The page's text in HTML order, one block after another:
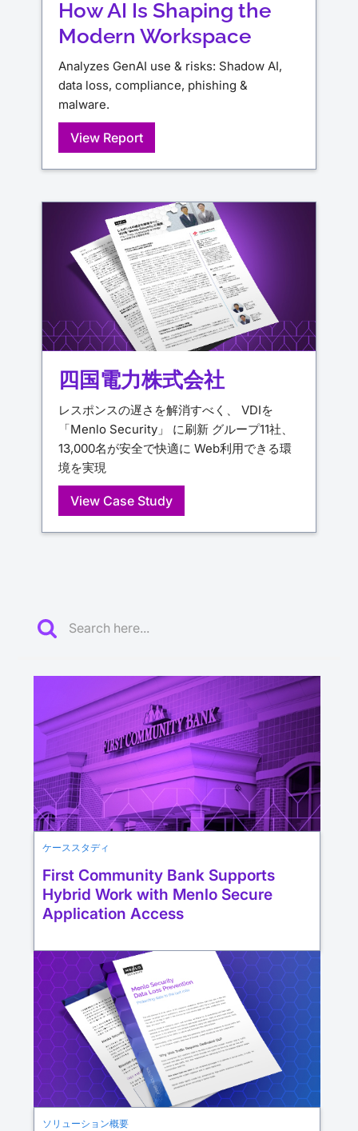
How AI Is Shaping the
Modern Workspace
Analyzes GenAI use & risks: Shadow AI,
data loss, compliance, phishing &
malware.
View Report
四国電力株式会社
レスポンスの遅さを解消すべく、 VDIを
「Menlo Security」 に刷新 グループ11社、
13,000名が安全で快適に Web利用できる環
境を実現
View Case Study
ケーススタディ
First Community Bank Supports
Hybrid Work with Menlo Secure
Application Access
ソリューション概要